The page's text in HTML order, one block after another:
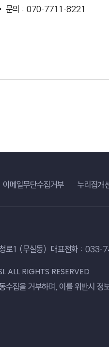
문의 : 070-7711-8221
이메일무단수집거부 누리집개
1 （무실동） 대표전화 : 033-
RIGHTS RESERVED
수집을 거부하며, 이를 위반시 정